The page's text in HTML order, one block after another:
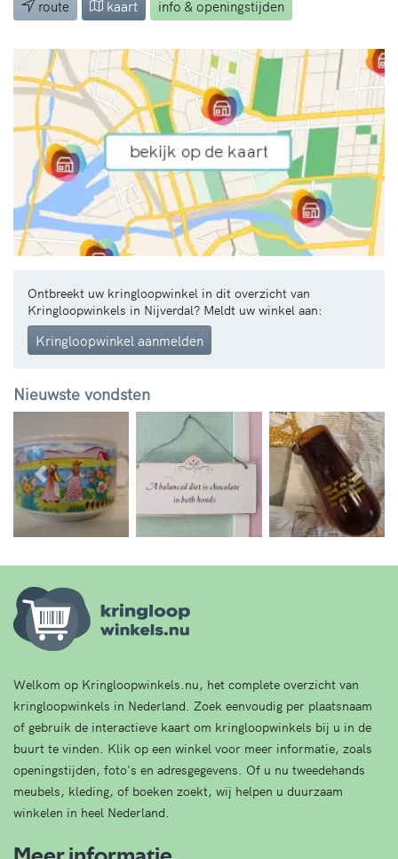
route kaart info & openingstijden
Ontbreekt uw kringloopwinkel in dit overzicht van
Kringloopwinkels in Nijverdal? Meldt uw winkel aan:
Kringloopwinkel aanmelden
Nieuwste vondsten
Vorige
Welkom op Kringloopwinkels.nu, het complete overzicht van
kringloopwinkels in Nederland. Zoek eenvoudig per plaatsnaam
of gebruik de interactieve kaart om kringloopwinkels bij u in de
buurt te vinden. Klik op een winkel voor meer informatie, zoals
openingstijden, foto's en adresgegevens. Of u nu tweedehands
meubels, kleding, of boeken zoekt, wij helpen u duurzaam
winkelen in heel Nederland.